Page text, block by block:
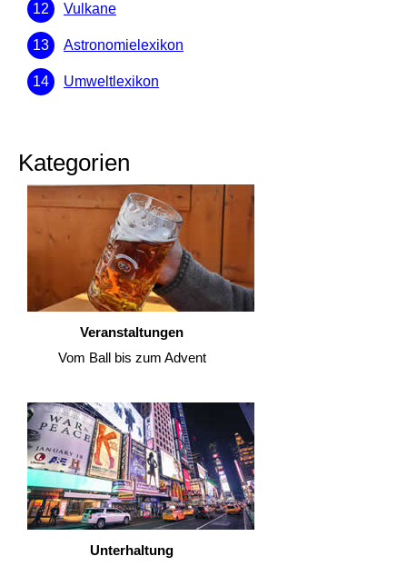
Vulkane
Astronomielexikon
Umweltlexikon
Kategorien
Veranstaltungen
Vom Ball bis zum Advent
Unterhaltung